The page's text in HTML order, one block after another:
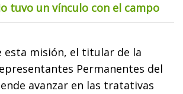
tuvo un vínculo con el campo
esta misión, el titular de la
Permanentes del
avanzar en las tratativas